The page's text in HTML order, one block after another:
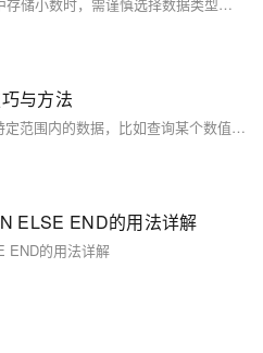
与方法
在数据库操作中，经常需要查询特定范围内的数据，比如查询某个数值字段在100以内的记录
ELSE END的用法详解
END的用法详解